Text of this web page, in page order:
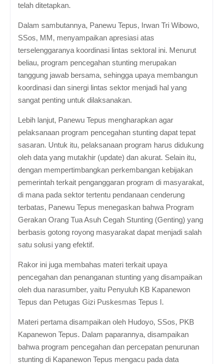
telah ditetapkan.
Dalam sambutannya, Panewu Tepus, Irwan Tri Wibowo,
SSos, MM, menyampaikan apresiasi atas
terselenggaranya koordinasi lintas sektoral ini. Menurut
beliau, program pencegahan stunting merupakan
tanggung jawab bersama, sehingga upaya membangun
koordinasi dan sinergi lintas sektor menjadi hal yang
sangat penting untuk dilaksanakan.
Lebih lanjut, Panewu Tepus mengharapkan agar
pelaksanaan program pencegahan stunting dapat tepat
sasaran. Untuk itu, pelaksanaan program harus didukung
oleh data yang mutakhir (update) dan akurat. Selain itu,
dengan mempertimbangkan perkembangan kebijakan
pemerintah terkait penganggaran program di masyarakat,
di mana pada sektor tertentu pendanaan cenderung
terbatas, Panewu Tepus menegaskan bahwa Program
Gerakan Orang Tua Asuh Cegah Stunting (Genting) yang
berbasis gotong royong masyarakat dapat menjadi salah
satu solusi yang efektif.
Rakor ini juga membahas materi terkait upaya
pencegahan dan penanganan stunting yang disampaikan
oleh dua narasumber, yaitu Penyuluh KB Kapanewon
Tepus dan Petugas Gizi Puskesmas Tepus I.
Materi pertama disampaikan oleh Hudoyo, SSos, PKB
Kapanewon Tepus. Dalam paparannya, disampaikan
bahwa program pencegahan dan percepatan penurunan
stunting di Kapanewon Tepus mengacu pada data